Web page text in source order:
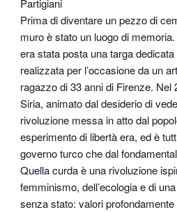
Partigiani
Prima di diventare un pezzo di
muro è stato un luogo di
era stata posta una targa
realizzata per l’occasione da un
ragazzo di 33 anni di Firenze. Nel
Siria, animato dal desiderio di
rivoluzione messa in atto dal
esperimento di libertà era, ed è
governo turco che dal
Quella curda è una rivoluzione
femminismo, dell’ecologia e di
senza stato: valori